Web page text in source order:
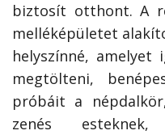
biztosít otthont. A
melléképületet
helyszínné, amelyet
megtölteni,
próbáit a
zenés